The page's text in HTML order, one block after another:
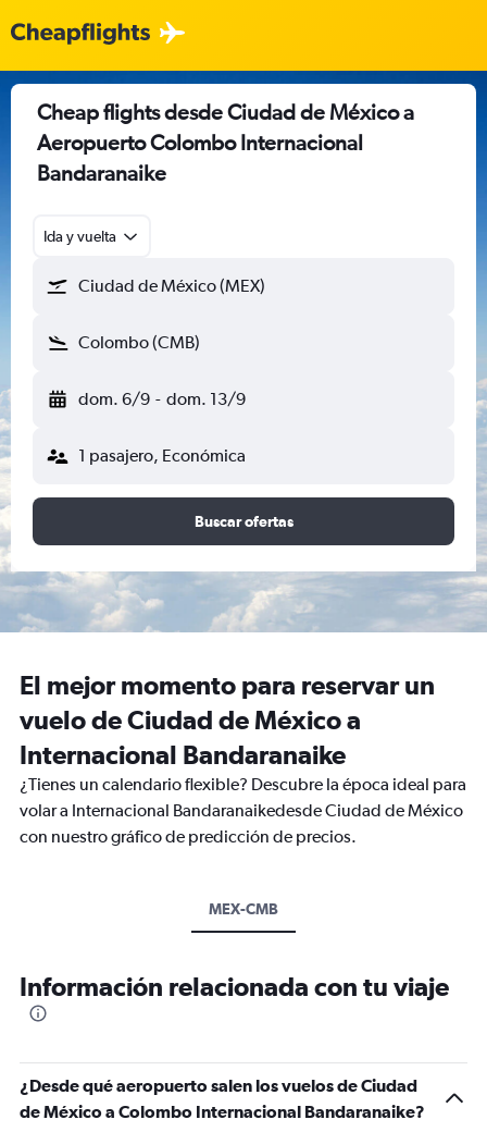
Cheap flights desde Ciudad de México a
Aeropuerto Colombo Internacional
Bandaranaike
Ida y vuelta
Ciudad de México (MEX)
Colombo (CMB)
dom. 6/9 - dom. 13/9
1 pasajero, Económica
Buscar ofertas
El mejor momento para reservar un
vuelo de Ciudad de México a
Internacional Bandaranaike
¿Tienes un calendario flexible? Descubre la época ideal para
volar a Internacional Bandaranaikedesde Ciudad de México
con nuestro gráfico de predicción de precios.
MEX-CMB
Información relacionada con tu viaje
¿Desde qué aeropuerto salen los vuelos de Ciudad
de México a Colombo Internacional Bandaranaike?